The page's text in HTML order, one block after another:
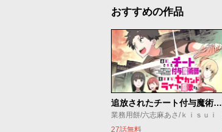
おすすめの作品
追放されたチート付与魔術師は気ままなセカンドライフを謳歌する。 ～俺は武器だけじゃなく、あらゆるものに『強化ポイント』を付与できるし、俺の意思でいつでも効果を解除できるけど、残った人たち大丈夫？～
業務用餅/六志麻あさ/ｋｉｓｕｉ
27話無料